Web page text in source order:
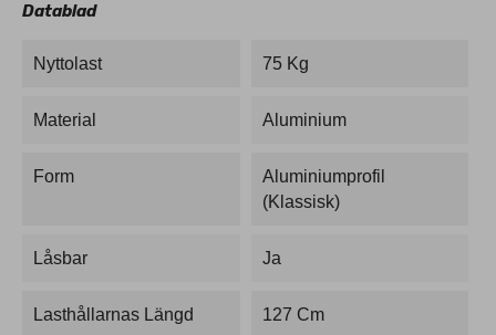
Datablad
Nyttolast 75 Kg
Material Aluminium
Form
Aluminiumprofil
(Klassisk)
Låsbar Ja
Lasthållarnas Längd 127 Cm